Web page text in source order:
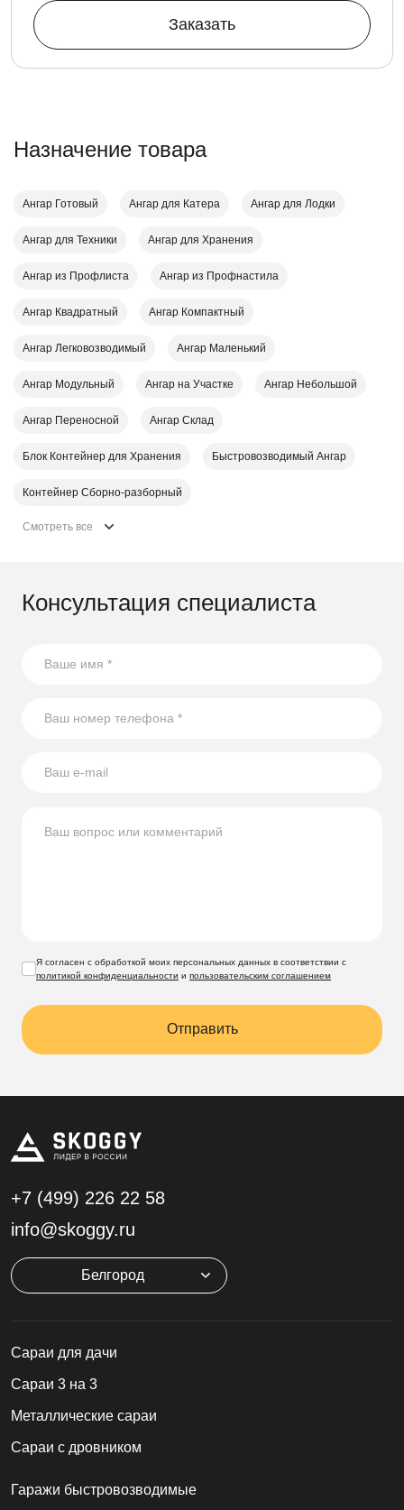
Заказать
Назначение товара
Ангар Готовый Ангар для Катера Ангар для Лодки
Ангар для Техники Ангар для Хранения
Ангар из Профлиста Ангар из Профнастила
Ангар Квадратный Ангар Компактный
Ангар Легковозводимый Ангар Маленький
Ангар Модульный Ангар на Участке Ангар Небольшой
Ангар Переносной Ангар Склад
Блок Контейнер для Хранения Быстровозводимый Ангар
Контейнер Cборно-разборный
Смотреть все
Консультация специалиста
Я согласен с обработкой моих персональных данных в соответствии с
политикой конфиденциальности и пользовательским соглашением
Отправить
+7 (499) 226 22 58
info@skoggy.ru
Белгород
Cараи для дачи
Сараи 3 на 3
Металлические сараи
Сараи с дровником
Гаражи быстровозводимые